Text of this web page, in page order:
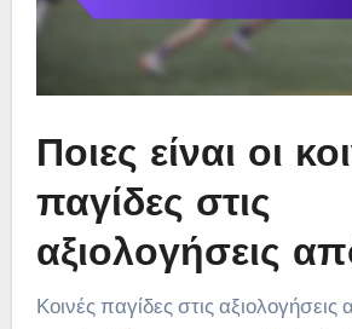
Ποιες είναι οι
παγίδες στις
αξιολογήσεις
Κοινές παγίδες στις